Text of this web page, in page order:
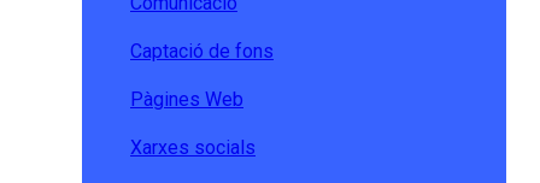
Captació de fons
Pàgines Web
Xarxes socials